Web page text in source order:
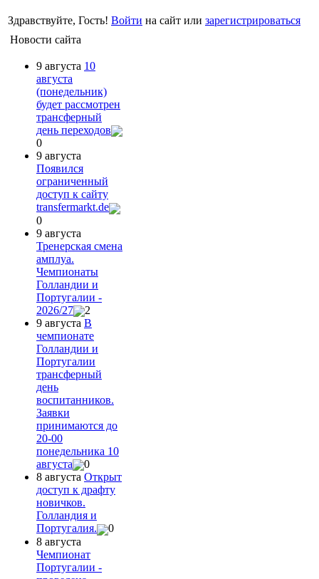
Здравствуйте, Гость! Войти на сайт или зарегистрироваться
Новости сайта
9 августа 10
августа
(понедельник)
будет рассмотрен
трансферный
день переходов
0
9 августа
Появился
ограниченный
доступ к сайту
transfermarkt.de
0
9 августа
Тренерская смена
амплуа.
Чемпионаты
Голландии и
Португалии -
2026/27
2
9 августа В
чемпионате
Голландии и
Португалии
трансферный
день
воспитанников.
Заявки
принимаются до
20-00
понедельника 10
августа
0
8 августа Открыт
доступ к драфту
новичков.
Голландия и
Португалия.
0
8 августа
Чемпионат
Португалии -